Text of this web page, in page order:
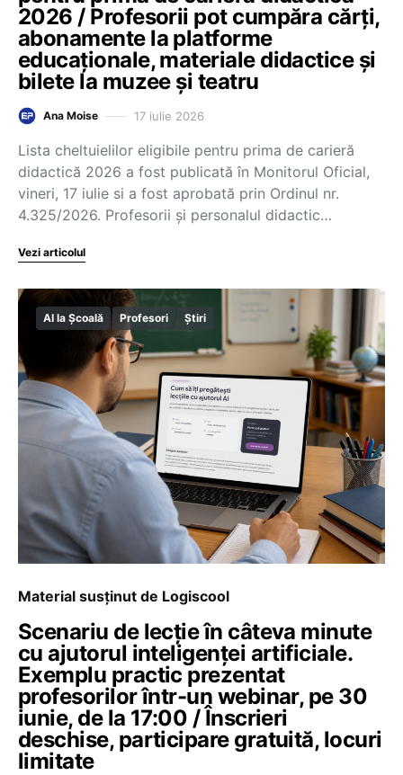
2026 / Profesorii pot cumpăra cărți,
abonamente la platforme
educaționale, materiale didactice și
bilete la muzee și teatru
Ana Moise 17 iulie 2026
Lista cheltuielilor eligibile pentru prima de carieră
didactică 2026 a fost publicată în Monitorul Oficial,
vineri, 17 iulie si a fost aprobată prin Ordinul nr.
4.325/2026. Profesorii și personalul didactic…
Vezi articolul
AI la Școală Profesori Știri
Material susținut de Logiscool
Scenariu de lecție în câteva minute
cu ajutorul inteligenței artificiale.
Exemplu practic prezentat
profesorilor într-un webinar, pe 30
iunie, de la 17:00 / Înscrieri
deschise, participare gratuită, locuri
limitate